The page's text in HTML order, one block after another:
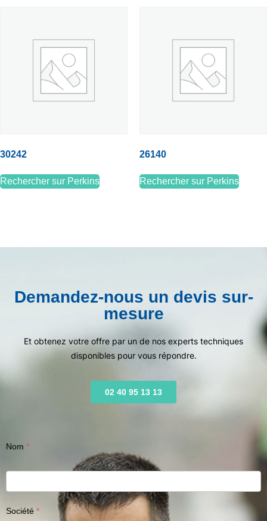
30242
Rechercher sur Perkins
26140
Rechercher sur Perkins
Demandez-nous un devis sur-
mesure
Et obtenez votre offre par un de nos experts techniques
disponibles pour vous répondre.
02 40 95 13 13
Nom
Société